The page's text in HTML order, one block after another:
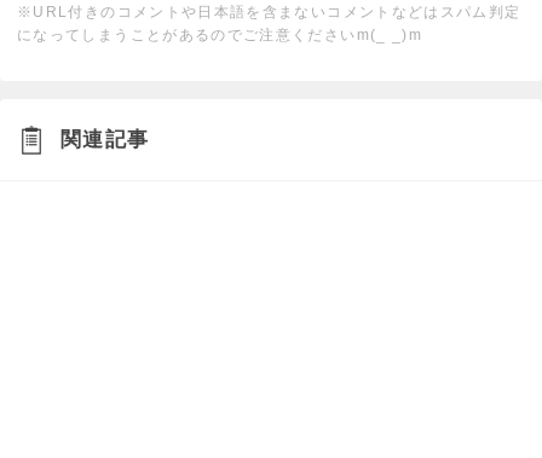
※URL付きのコメントや日本語を含まないコメントなどはスパム判定
になってしまうことがあるのでご注意くださいm(_ _)m
関連記事